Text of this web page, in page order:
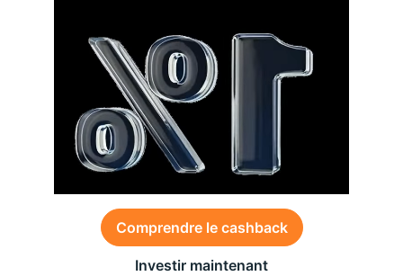
Comprendre le cashback
Investir maintenant